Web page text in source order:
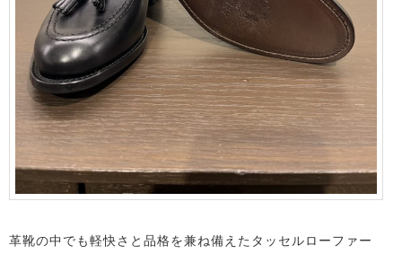
革靴の中でも軽快さと品格を兼ね備えたタッセルローファー